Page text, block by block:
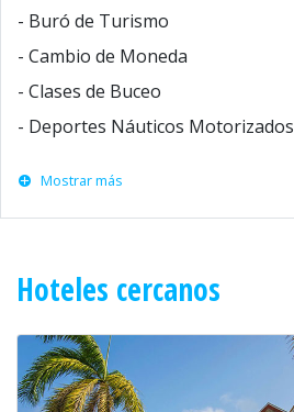
- Buró de Turismo
- Cambio de Moneda
- Clases de Buceo
- Deportes Náuticos Motorizados
Mostrar más
Hoteles cercanos